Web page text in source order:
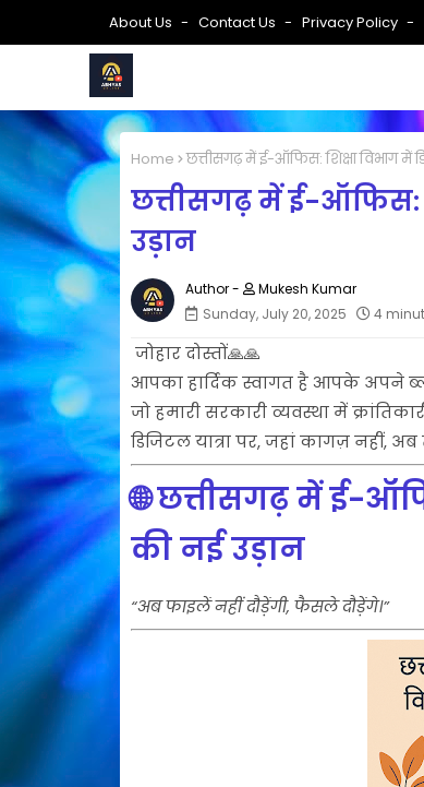
About Us Contact Us Privacy Policy
Home छत्तीसगढ़ में ई-ऑफिस: शिक्षा विभाग में
छत्तीसगढ़ में ई-ऑफिस:
उड़ान
Mukesh Kumar
Sunday, July 20, 2025
4
जोहार दोस्तों🙏🙏
आपका हार्दिक स्वागत है आपके अपने
जो हमारी सरकारी व्यवस्था में
डिजिटल यात्रा पर, जहां कागज़ नहीं,
🌐छत्तीसगढ़ में ई-
की नई उड़ान
“अब फाइलें नहीं दौड़ेंगी, फैसले दौड़ेंगे।”